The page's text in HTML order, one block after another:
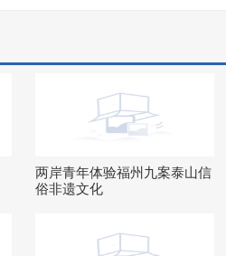
两岸青年体验福州九案泰山信
俗非遗文化